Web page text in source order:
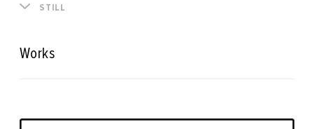
STILL
Works